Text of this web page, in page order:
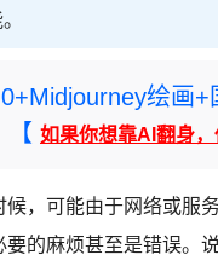
绘画+
【 如果你想靠AI翻身，
，可能由于网络或服
的麻烦甚至是错误。